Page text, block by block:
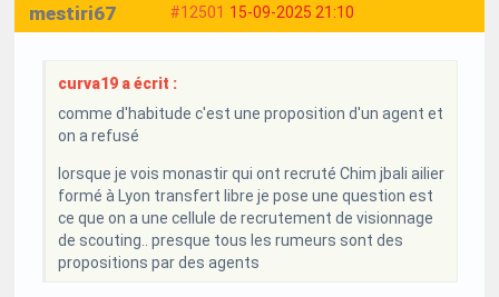
#12501 15-09-2025 21:10
mestiri67
curva19 a écrit :
comme d'habitude c'est une proposition d'un agent et
on a refusé
lorsque je vois monastir qui ont recruté Chim jbali ailier
formé à Lyon transfert libre je pose une question est
ce que on a une cellule de recrutement de visionnage
de scouting.. presque tous les rumeurs sont des
propositions par des agents